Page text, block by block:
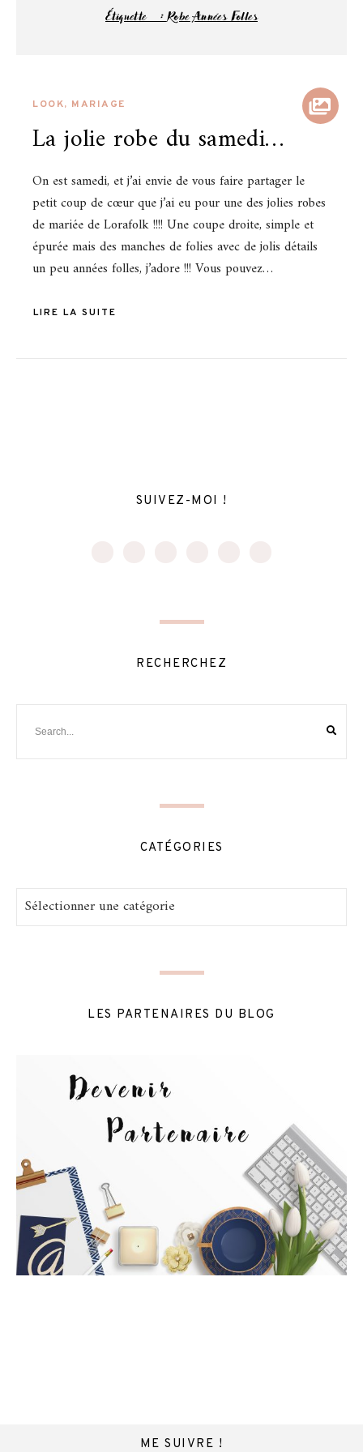
Étiquette :Robe Années Folles
LOOK, MARIAGE
La jolie robe du samedi…
On est samedi, et j’ai envie de vous faire partager le
petit coup de cœur que j’ai eu pour une des jolies robes
de mariée de Lorafolk !!!! Une coupe droite, simple et
épurée mais des manches de folies avec de jolis détails
un peu années folles, j’adore !!! Vous pouvez…
LIRE LA SUITE
SUIVEZ-MOI !
RECHERCHEZ
CATÉGORIES
Catégories
LES PARTENAIRES DU BLOG
ME SUIVRE !